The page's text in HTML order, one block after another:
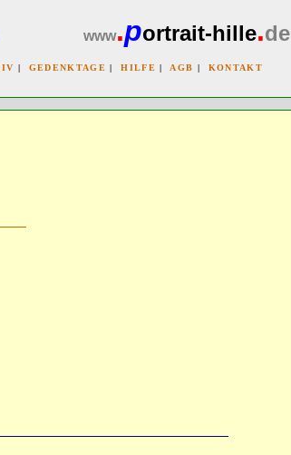
www.portrait-hille.de
| GEDENKTAGE |HILFE | AGB | KONTAKT